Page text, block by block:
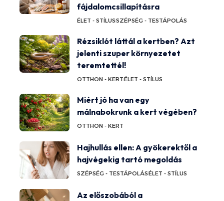
fájdalomcsillapításra
ÉLET - STÍLUSSZÉPSÉG - TESTÁPOLÁS
Rézsiklót láttál a kertben? Azt
jelenti szuper környezetet
teremtettél!
OTTHON - KERTÉLET - STÍLUS
Miért jó ha van egy
málnabokrunk a kert végében?
OTTHON - KERT
Hajhullás ellen: A gyökerektől a
hajvégekig tartó megoldás
SZÉPSÉG - TESTÁPOLÁSÉLET - STÍLUS
Az előszobából a